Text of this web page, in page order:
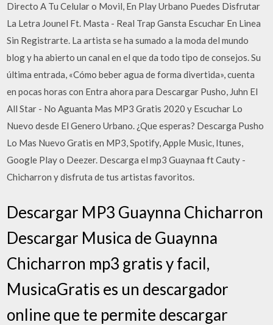
Directo A Tu Celular o Movil, En Play Urbano Puedes Disfrutar
La Letra Jounel Ft. Masta - Real Trap Gansta Escuchar En Linea
Sin Registrarte. La artista se ha sumado a la moda del mundo
blog y ha abierto un canal en el que da todo tipo de consejos. Su
última entrada, «Cómo beber agua de forma divertida», cuenta
en pocas horas con Entra ahora para Descargar Pusho, Juhn El
All Star - No Aguanta Mas MP3 Gratis 2020 y Escuchar Lo
Nuevo desde El Genero Urbano. ¿Que esperas? Descarga Pusho
Lo Mas Nuevo Gratis en MP3, Spotify, Apple Music, Itunes,
Google Play o Deezer. Descarga el mp3 Guaynaa ft Cauty -
Chicharron y disfruta de tus artistas favoritos.
Descargar MP3 Guaynna Chicharron
Descargar Musica de Guaynna
Chicharron mp3 gratis y facil,
MusicaGratis es un descargador
online que te permite descargar